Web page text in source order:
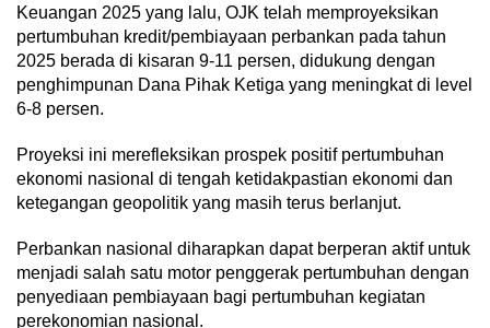
Keuangan 2025 yang lalu, OJK telah memproyeksikan
pertumbuhan kredit/pembiayaan perbankan pada tahun
2025 berada di kisaran 9-11 persen, didukung dengan
penghimpunan Dana Pihak Ketiga yang meningkat di level
6-8 persen.
Proyeksi ini merefleksikan prospek positif pertumbuhan
ekonomi nasional di tengah ketidakpastian ekonomi dan
ketegangan geopolitik yang masih terus berlanjut.
Perbankan nasional diharapkan dapat berperan aktif untuk
menjadi salah satu motor penggerak pertumbuhan dengan
penyediaan pembiayaan bagi pertumbuhan kegiatan
perekonomian nasional.